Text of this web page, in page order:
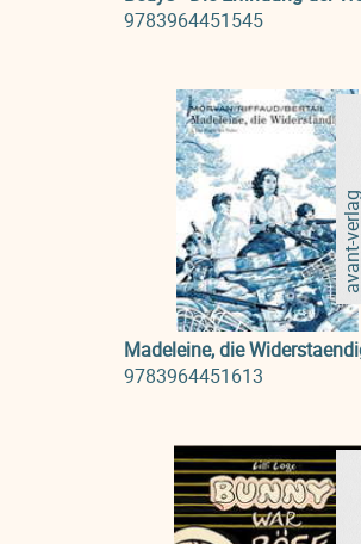
9783964451545
avant-verlag
9783964451613